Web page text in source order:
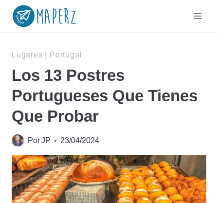
Saltar
Lugares Portugal
Los 13 Postres
Portugueses Que Tienes
Que Probar
PorJP 23/04/2024